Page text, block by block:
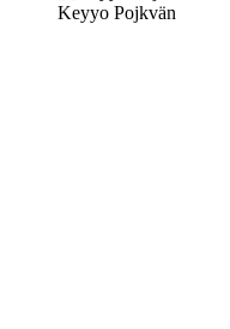
Keyyo Pojkvän